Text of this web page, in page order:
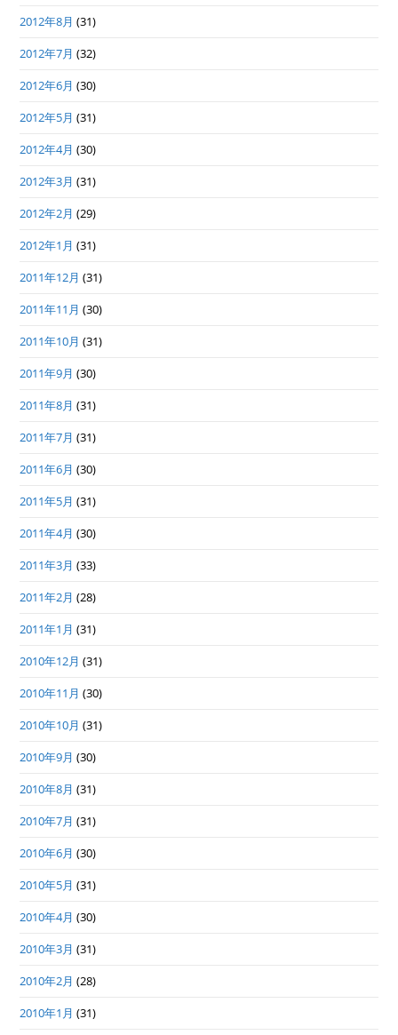
2012年8月 (31)
2012年7月 (32)
2012年6月 (30)
2012年5月 (31)
2012年4月 (30)
2012年3月 (31)
2012年2月 (29)
2012年1月 (31)
2011年12月 (31)
2011年11月 (30)
2011年10月 (31)
2011年9月 (30)
2011年8月 (31)
2011年7月 (31)
2011年6月 (30)
2011年5月 (31)
2011年4月 (30)
2011年3月 (33)
2011年2月 (28)
2011年1月 (31)
2010年12月 (31)
2010年11月 (30)
2010年10月 (31)
2010年9月 (30)
2010年8月 (31)
2010年7月 (31)
2010年6月 (30)
2010年5月 (31)
2010年4月 (30)
2010年3月 (31)
2010年2月 (28)
2010年1月 (31)